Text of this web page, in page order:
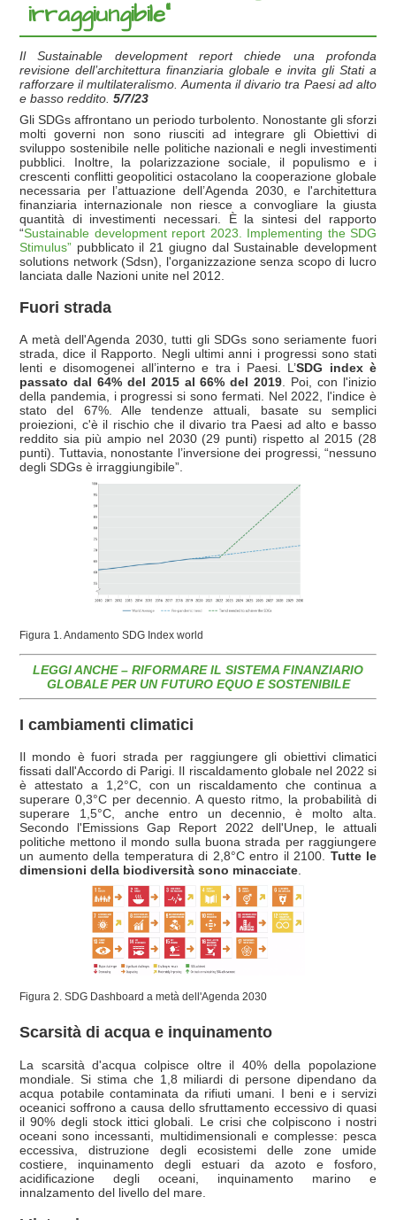
irraggiungibile”
Il Sustainable development report chiede una profonda
revisione dell’architettura finanziaria globale e invita gli Stati a
rafforzare il multilateralismo. Aumenta il divario tra Paesi ad alto
e basso reddito. 5/7/23
Gli SDGs affrontano un periodo turbolento. Nonostante gli sforzi
molti governi non sono riusciti ad integrare gli Obiettivi di
sviluppo sostenibile nelle politiche nazionali e negli investimenti
pubblici. Inoltre, la polarizzazione sociale, il populismo e i
crescenti conflitti geopolitici ostacolano la cooperazione globale
necessaria per l’attuazione dell’Agenda 2030, e l'architettura
finanziaria internazionale non riesce a convogliare la giusta
quantità di investimenti necessari. È la sintesi del rapporto
“Sustainable development report 2023. Implementing the SDG
Stimulus” pubblicato il 21 giugno dal Sustainable development
solutions network (Sdsn), l'organizzazione senza scopo di lucro
lanciata dalle Nazioni unite nel 2012.
Fuori strada
A metà dell'Agenda 2030, tutti gli SDGs sono seriamente fuori
strada, dice il Rapporto.
Negli ultimi anni i progressi sono stati
lenti e disomogenei all’interno e tra i Paesi. L’SDG index è
passato dal 64% del 2015 al 66% del 2019 . Poi, con l'inizio
della pandemia, i progressi si sono fermati. Nel 2022, l'indice è
stato del 67%. Alle tendenze attuali, basate su semplici
proiezioni, c'è il rischio che il divario tra Paesi ad alto e basso
reddito sia più ampio nel 2030 (29 punti) rispetto al 2015 (28
punti). Tuttavia, nonostante l’inversione dei progressi, “nessuno
degli SDGs è irraggiungibile”.
Figura 1. Andamento SDG Index world
LEGGI ANCHE – RIFORMARE IL SISTEMA FINANZIARIO
GLOBALE PER UN FUTURO EQUO E SOSTENIBILE
I cambiamenti climatici
Il mondo è fuori strada per raggiungere gli obiettivi climatici
fissati dall'Accordo di Parigi. Il riscaldamento globale nel 2022 si
è attestato a 1,2°C, con un riscaldamento che continua a
superare 0,3°C per decennio. A questo ritmo, la probabilità di
superare 1,5°C, anche entro un decennio, è molto alta.
Secondo l'Emissions Gap Report 2022 dell'Unep, le attuali
politiche mettono il mondo sulla buona strada per raggiungere
un aumento della temperatura di 2,8°C entro il 2100. Tutte le
dimensioni della biodiversità sono minacciate.
Figura 2. SDG Dashboard a metà dell'Agenda 2030
Scarsità di acqua e inquinamento
La scarsità d'acqua colpisce oltre il 40% della popolazione
mondiale. Si stima che 1,8 miliardi di persone dipendano da
acqua potabile contaminata da rifiuti umani. I beni e i servizi
oceanici soffrono a causa dello sfruttamento eccessivo di quasi
il 90% degli stock ittici globali. Le crisi che colpiscono i nostri
oceani sono incessanti, multidimensionali e complesse: pesca
eccessiva, distruzione degli ecosistemi delle zone umide
costiere, inquinamento degli estuari da azoto e fosforo,
acidificazione degli oceani, inquinamento marino e
innalzamento del livello del mare.